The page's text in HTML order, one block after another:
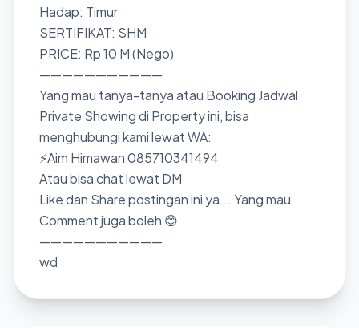
Hadap: Timur
SERTIFIKAT: SHM
PRICE: Rp 10 M (Nego)
———————————
Yang mau tanya-tanya atau Booking Jadwal
Private Showing di Property ini, bisa
menghubungi kami lewat WA:
⚡Aim Himawan 085710341494
Atau bisa chat lewat DM
Like dan Share postingan ini ya... Yang mau
Comment juga boleh 😊
———————————
wd